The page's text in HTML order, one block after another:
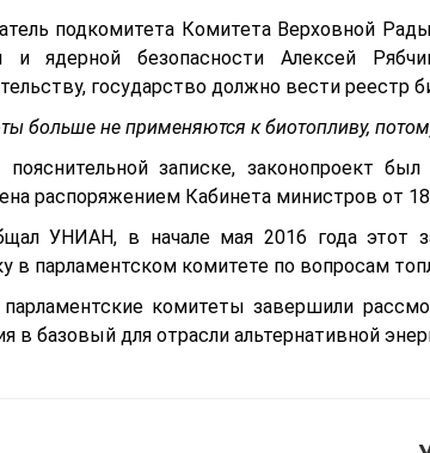
подкомитета Комитета Верховной
и ядерной безопасности Алексей
государство должно вести реестр
больше не применяются к биотопливу,
пояснительной записке, законопроект
распоряжением Кабинета министров от 18
УНИАН, в начале мая 2016 года этот
в парламентском комитете по вопросам
комитеты завершили
в базовый для отрасли альтернативной